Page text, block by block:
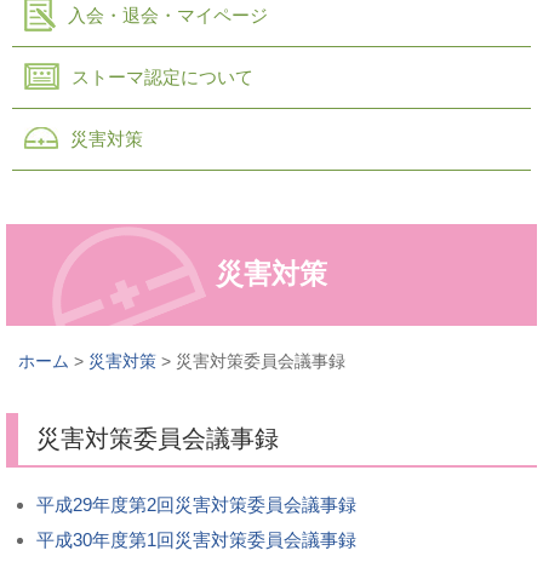
入会・退会・マイページ
ストーマ認定について
災害対策
災害対策
ホーム > 災害対策 > 災害対策委員会議事録
災害対策委員会議事録
平成29年度第2回災害対策委員会議事録
平成30年度第1回災害対策委員会議事録